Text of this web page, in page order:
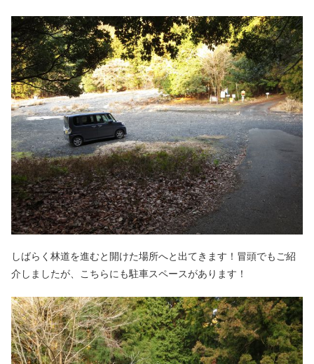
しばらく林道を進むと開けた場所へと出てきます！冒頭でもご紹
介しましたが、こちらにも駐車スペースがあります！